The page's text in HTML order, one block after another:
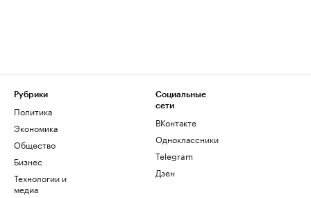
Рубрики
Политика
Экономика
Общество
Бизнес
Технологии и
медиа
Социальные
сети
ВКонтакте
Одноклассники
Telegram
Дзен